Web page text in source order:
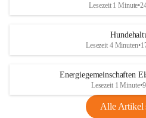
Lesezeit 1 Minute•
Lesezeit 4 Minuten•
Energiegemeinschaften
Lesezeit 1 Minute•
Alle Artikel